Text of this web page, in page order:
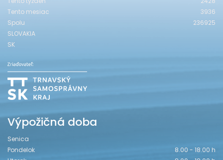
Tento mesiac
3936
Spolu
236925
SLOVAKIA
SK
Výpožičná doba
Senica
Pondelok
8.00 - 18.00 h